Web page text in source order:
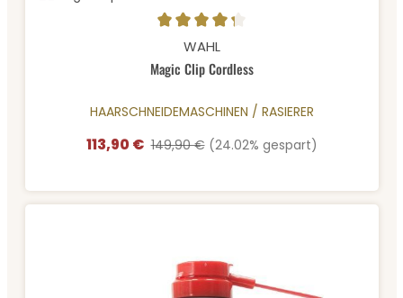
Durchschnittliche Bewertung von 4.2 von 5 Sternen
WAHL
Magic Clip Cordless
HAARSCHNEIDEMASCHINEN / RASIERER
Verkaufspreis:
113,90 € Regulärer Preis:
149,90 € (24.02% gespart)